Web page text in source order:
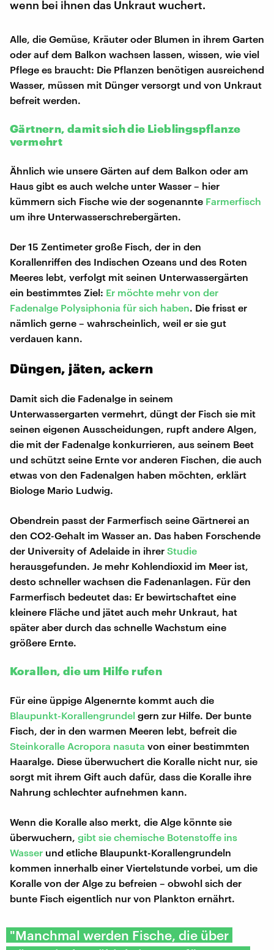
wenn bei ihnen das Unkraut wuchert.
Alle, die Gemüse, Kräuter oder Blumen in ihrem Garten
oder auf dem Balkon wachsen lassen, wissen, wie viel
Pflege es braucht: Die Pflanzen benötigen ausreichend
Wasser, müssen mit Dünger versorgt und von Unkraut
befreit werden.
Gärtnern, damit sich die Lieblingspflanze
vermehrt
Ähnlich wie unsere Gärten auf dem Balkon oder am
Haus gibt es auch welche unter Wasser – hier
kümmern sich Fische wie der sogenannte Farmerfisch
um ihre Unterwasserschrebergärten.
Der 15 Zentimeter große Fisch, der in den
Korallenriffen des Indischen Ozeans und des Roten
Meeres lebt, verfolgt mit seinen Unterwassergärten
ein bestimmtes Ziel: Er möchte mehr von der
Fadenalge Polysiphonia für sich haben. Die frisst er
nämlich gerne – wahrscheinlich, weil er sie gut
verdauen kann.
Düngen, jäten, ackern
Damit sich die Fadenalge in seinem
Unterwassergarten vermehrt, düngt der Fisch sie mit
seinen eigenen Ausscheidungen, rupft andere Algen,
die mit der Fadenalge konkurrieren, aus seinem Beet
und schützt seine Ernte vor anderen Fischen, die auch
etwas von den Fadenalgen haben möchten, erklärt
Biologe Mario Ludwig.
Obendrein passt der Farmerfisch seine Gärtnerei an
den CO2-Gehalt im Wasser an. Das haben Forschende
der University of Adelaide in ihrer Studie
herausgefunden. Je mehr Kohlendioxid im Meer ist,
desto schneller wachsen die Fadenanlagen. Für den
Farmerfisch bedeutet das: Er bewirtschaftet eine
kleinere Fläche und jätet auch mehr Unkraut, hat
später aber durch das schnelle Wachstum eine
größere Ernte.
Korallen, die um Hilfe rufen
Für eine üppige Algenernte kommt auch die
Blaupunkt-Korallengrundel gern zur Hilfe. Der bunte
Fisch, der in den warmen Meeren lebt, befreit die
Steinkoralle Acropora nasuta von einer bestimmten
Haaralge. Diese überwuchert die Koralle nicht nur, sie
sorgt mit ihrem Gift auch dafür, dass die Koralle ihre
Nahrung schlechter aufnehmen kann.
Wenn die Koralle also merkt, die Alge könnte sie
überwuchern, gibt sie chemische Botenstoffe ins
Wasser und etliche Blaupunkt-Korallengrundeln
kommen innerhalb einer Viertelstunde vorbei, um die
Koralle von der Alge zu befreien – obwohl sich der
bunte Fisch eigentlich nur von Plankton ernährt.
"Manchmal werden Fische, die über